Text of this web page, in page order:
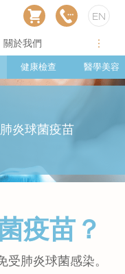
EN
關於我們
健康檢查 醫學美容
肺炎球菌疫苗
疫苗？
受肺炎球菌感染。